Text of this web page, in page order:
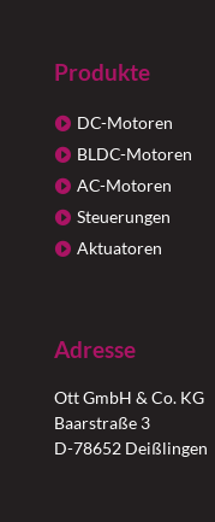
Produkte
DC-Motoren
BLDC-Motoren
AC-Motoren
Steuerungen
Aktuatoren
Adresse
Ott GmbH & Co. KG
Baarstraße 3
D-78652 Deißlingen